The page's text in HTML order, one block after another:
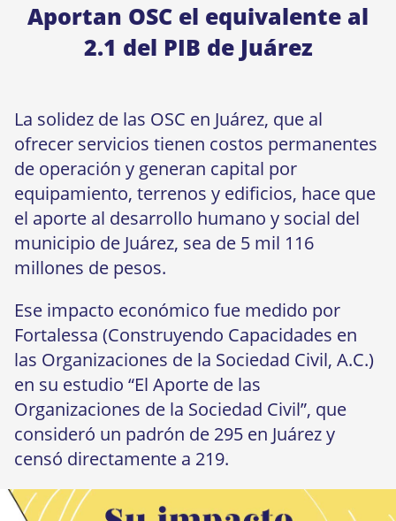
Aportan OSC el equivalente al
2.1 del PIB de Juárez
La solidez de las OSC en Juárez, que al
ofrecer servicios tienen costos permanentes
de operación y generan capital por
equipamiento, terrenos y edificios, hace que
el aporte al desarrollo humano y social del
municipio de Juárez, sea de 5 mil 116
millones de pesos.
Ese impacto económico fue medido por
Fortalessa (Construyendo Capacidades en
las Organizaciones de la Sociedad Civil, A.C.)
en su estudio “El Aporte de las
Organizaciones de la Sociedad Civil”, que
consideró un padrón de 295 en Juárez y
censó directamente a 219.